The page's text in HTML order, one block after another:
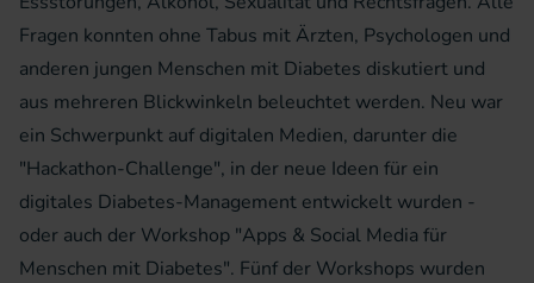
Fragen konnten ohne Tabus mit Ärzten, Psychologen und
anderen jungen Menschen mit Diabetes diskutiert und
aus mehreren Blickwinkeln beleuchtet werden. Neu war
ein Schwerpunkt auf digitalen Medien, darunter die
"Hackathon-Challenge", in der neue Ideen für ein
digitales Diabetes-Management entwickelt wurden -
oder auch der Workshop "Apps & Social Media für
Menschen mit Diabetes". Fünf der Workshops wurden